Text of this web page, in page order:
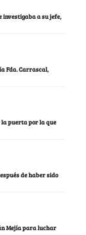
investigaba a su jefe,
Fda. Carrascal,
puerta por la que
de haber sido
Mejía para luchar